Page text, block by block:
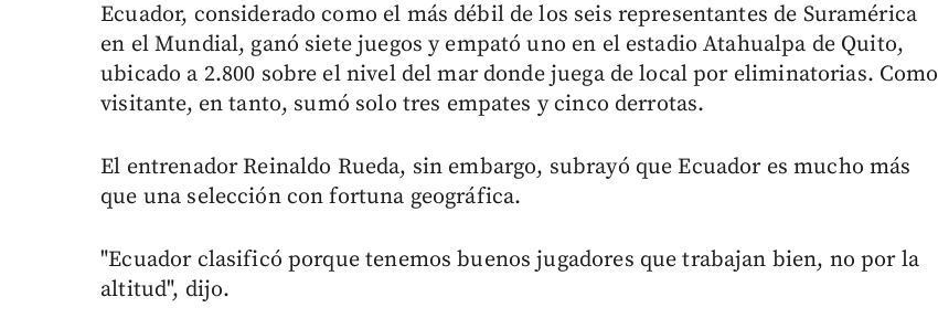
Ecuador, considerado como el más débil de los seis representantes de Suramérica
en el Mundial, ganó siete juegos y empató uno en el estadio Atahualpa de Quito,
ubicado a 2.800 sobre el nivel del mar donde juega de local por eliminatorias. Como
visitante, en tanto, sumó solo tres empates y cinco derrotas.
El entrenador Reinaldo Rueda, sin embargo, subrayó que Ecuador es mucho más
que una selección con fortuna geográfica.
"Ecuador clasificó porque tenemos buenos jugadores que trabajan bien, no por la
altitud", dijo.